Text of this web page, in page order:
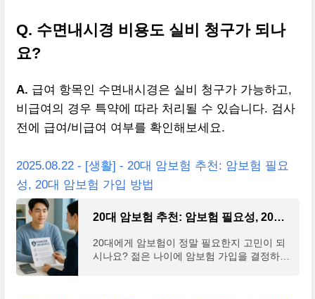
Q. 수면내시경 비용도 실비 청구가 되나
요?
A. 급여 항목인 수면내시경은 실비 청구가 가능하고,
비급여의 경우 특약에 따라 처리될 수 있습니다. 검사
전에 급여/비급여 여부를 확인해보세요.
2025.08.22 - [생활] - 20대 암보험 추천: 암보험 필요
성, 20대 암보험 가입 방법
20대 암보험 추천: 암보험 필요성, 20대 암보험 가입 방법
20대에게 암보험이 정말 필요한지 고민이 되
시나요? 젊은 나이에 암보험 가입을 결정하는